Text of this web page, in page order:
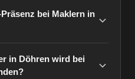
bei Maklern in
in Döhren wird bei